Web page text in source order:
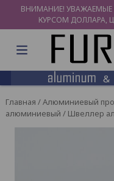
ВНИМАНИЕ! УВАЖАЕМЫЕ
КУРСОМ ДОЛЛАРА,
Главная /Алюминиевый
алюминиевый / Швеллер